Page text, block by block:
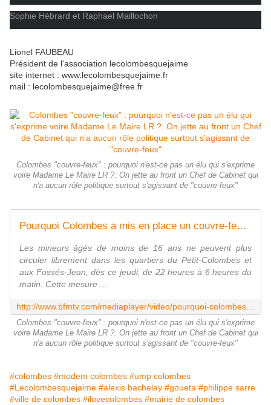
Sophie Hébrard et Raphael Maillochon
Lionel FAUBEAU
Président de l'association lecolombesquejaime
site internet : www.lecolombesquejaime.fr
mail : lecolombesquejaime@free.fr
Colombes "couvre-feux" : pourquoi n'est-ce pas un élu qui s'exprime
voire Madame Le Maire LR ?. On jette au front un Chef de Cabinet qui
n'a aucun rôle politique surtout s'agissant de "couvre-feux"
Pourquoi Colombes a mis en place un couvre-feu dans certains quartiers
Les mineurs âgés de moins de 16 ans ne peuvent plus
circuler librement dans les quartiers du Petit-Colombes et
aux Fossés-Jean, dès ce jeudi, de 22 heures à 6 heures du
matin. Cette mesure ...
Colombes "couvre-feux" : pourquoi n'est-ce pas un élu qui s'exprime
voire Madame Le Maire LR ?. On jette au front un Chef de Cabinet qui
n'a aucun rôle politique surtout s'agissant de "couvre-feux"
#colombes #modem colombes #ump colombes
#Lecolombesquejaime #alexis bachelay #goueta #philippe sarre
#ville de colombes #ilovecolombes #mairie de colombes